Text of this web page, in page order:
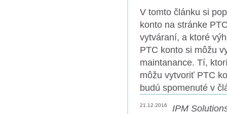
V tomto článku si
konto na stránke
vytváraní, a ktoré
PTC konto si môžu
maintanance. Tí,
môžu vytvoriť PTC
budú spomenuté v
21.12.2016
IPM